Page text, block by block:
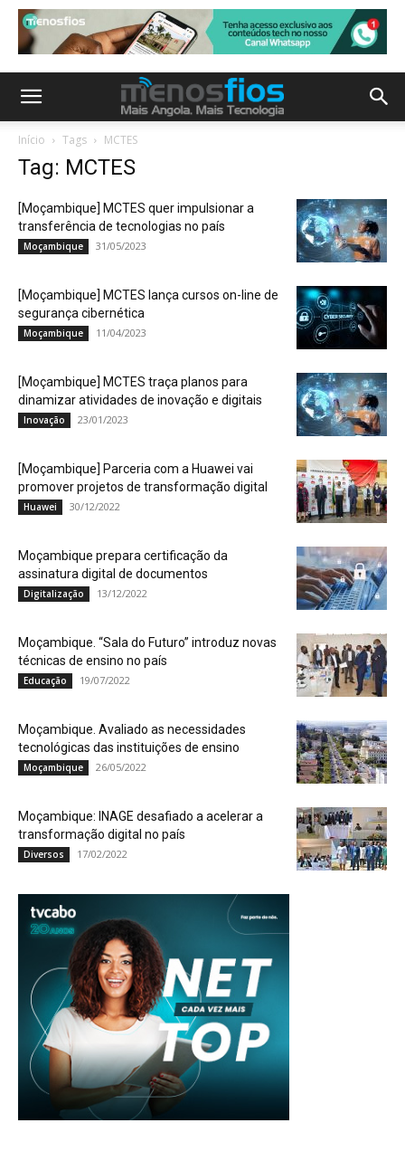
Início Tags MCTES
Tag: MCTES
[Moçambique] MCTES quer impulsionar a
transferência de tecnologias no país
Moçambique 31/05/2023
[Moçambique] MCTES lança cursos on-line de
segurança cibernética
Moçambique 11/04/2023
[Moçambique] MCTES traça planos para
dinamizar atividades de inovação e digitais
Inovação 23/01/2023
[Moçambique] Parceria com a Huawei vai
promover projetos de transformação digital
Huawei 30/12/2022
Moçambique prepara certificação da
assinatura digital de documentos
Digitalização 13/12/2022
Moçambique. “Sala do Futuro” introduz novas
técnicas de ensino no país
Educação 19/07/2022
Moçambique. Avaliado as necessidades
tecnológicas das instituições de ensino
Moçambique 26/05/2022
Moçambique: INAGE desafiado a acelerar a
transformação digital no país
Diversos 17/02/2022